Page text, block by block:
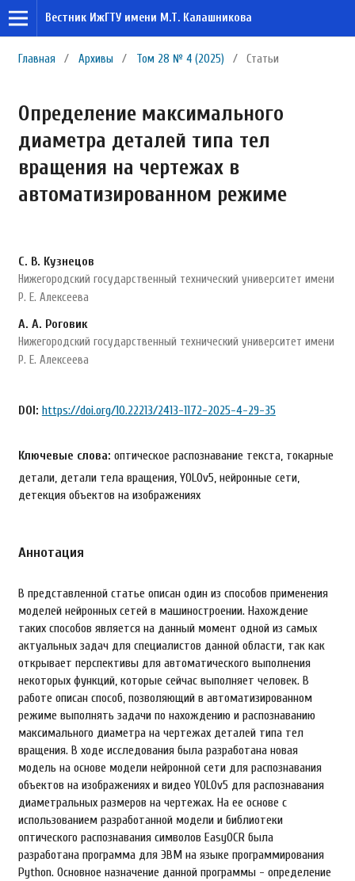
Вестник ИжГТУ имени М.Т. Калашникова
Главная / Архивы / Том 28 № 4 (2025) / Статьи
Определение максимального
диаметра деталей типа тел
вращения на чертежах в
автоматизированном режиме
С. В. Кузнецов
Нижегородский государственный технический университет имени
Р. Е. Алексеева
А. А. Роговик
Нижегородский государственный технический университет имени
Р. Е. Алексеева
DOI: https://doi.org/10.22213/2413-1172-2025-4-29-35
Ключевые слова: оптическое распознавание текста, токарные
детали, детали тела вращения, YOLOv5, нейронные сети,
детекция объектов на изображениях
Аннотация
В представленной статье описан один из способов применения
моделей нейронных сетей в машиностроении. Нахождение
таких способов является на данный момент одной из самых
актуальных задач для специалистов данной области, так как
открывает перспективы для автоматического выполнения
некоторых функций, которые сейчас выполняет человек. В
работе описан способ, позволяющий в автоматизированном
режиме выполнять задачи по нахождению и распознаванию
максимального диаметра на чертежах деталей типа тел
вращения. В ходе исследования была разработана новая
модель на основе модели нейронной сети для распознавания
объектов на изображениях и видео YOLOv5 для распознавания
диаметральных размеров на чертежах. На ее основе с
использованием разработанной модели и библиотеки
оптического распознавания символов EasyOCR была
разработана программа для ЭВМ на языке программирования
Python. Основное назначение данной программы - определение